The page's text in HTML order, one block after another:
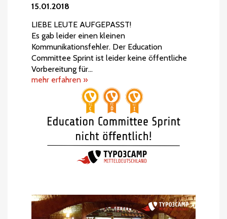
15.01.2018
LIEBE LEUTE AUFGEPASST!
Es gab leider einen kleinen
Kommunikationsfehler. Der Education
Committee Sprint ist leider keine öffentliche
Vorbereitung für…
mehr erfahren »